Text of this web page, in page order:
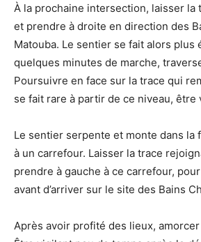
À la prochaine intersection, laisser la
et prendre à droite en direction des
Matouba. Le sentier se fait alors plus
quelques minutes de marche,
Poursuivre en face sur la trace qui
se fait rare à partir de ce niveau, être
Le sentier serpente et monte dans la
à un carrefour. Laisser la trace
prendre à gauche à ce carrefour,
avant d’arriver sur le site des Bains
Après avoir profité des lieux,